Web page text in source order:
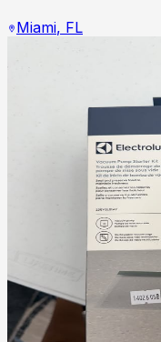
Miami, FL